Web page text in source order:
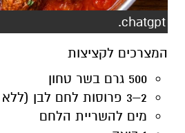
chatgpt.
המצרכים לקציצות
500 גרם בשר טחון
2–3 פרוסות לחם לבן (ללא הקרום)
מים להשריית הלחם